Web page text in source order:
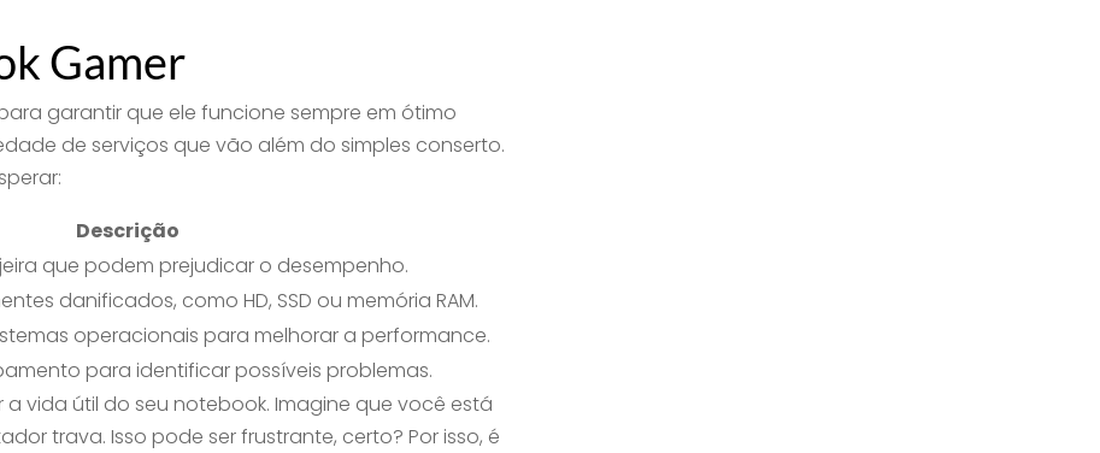
Gamer
garantir que ele funcione sempre em ótimo
de serviços que vão além do simples conserto.
Descrição
que podem prejudicar o desempenho.
danificados, como HD, SSD ou memória RAM.
operacionais para melhorar a performance.
para identificar possíveis problemas.
vida útil do seu notebook. Imagine que você está
trava. Isso pode ser frustrante, certo? Por isso, é